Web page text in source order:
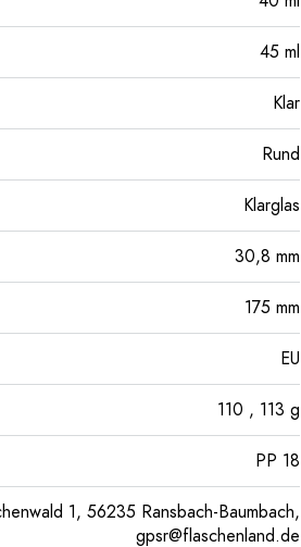
45 ml
Klar
Rund
Klarglas
30,8 mm
175 mm
EU
110 , 113 g
PP 18
1, 56235 Ransbach-Baumbach,
gpsr@flaschenland.de